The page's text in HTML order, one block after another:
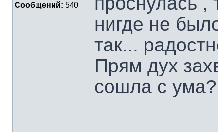
Сообщений: 540
нигде не
так...
Прям дух
сошла с